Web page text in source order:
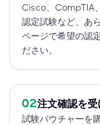
Cisco、CompTIA
認定試験など、あ
ページで希望の認
ださい。
02注文確認を受
試験バウチャーを